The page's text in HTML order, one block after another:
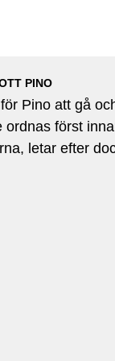
PINO
Pino att gå
ordnas först
letar efter